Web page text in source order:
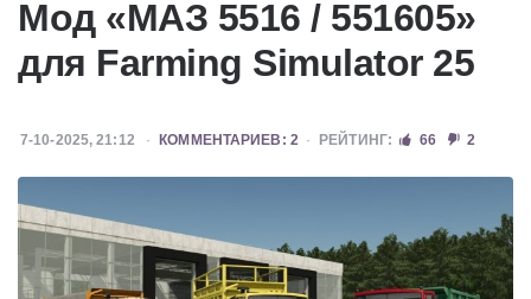
Мод «МАЗ 5516 / 551605»
для Farming Simulator 25
7-10-2025, 21:12 КОММЕНТАРИЕВ: 2 РЕЙТИНГ: 66 2